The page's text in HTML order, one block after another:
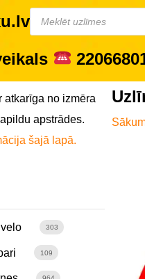
atkarīga no izmēra
apstrādes.
šajā lapā.
303
109